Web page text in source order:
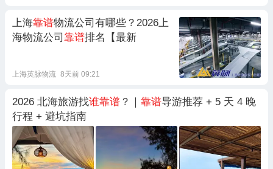
上海靠谱物流公司有哪些？2026上
海物流公司 靠谱排名【最新
上海英脉物流 8天前 09:21
2026 北海旅游找谁靠谱 ？｜ 靠谱导游推荐 + 5 天 4 晚
行程 + 避坑指南